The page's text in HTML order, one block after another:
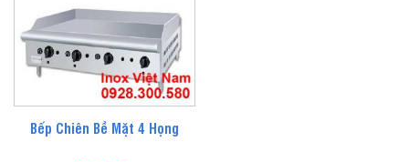
Bếp Chiên Bề Mặt 4 Họng